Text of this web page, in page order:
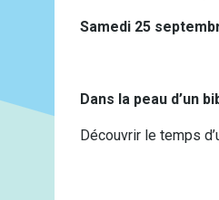
Samedi 25
Dans la peau d’un
Découvrir le temps